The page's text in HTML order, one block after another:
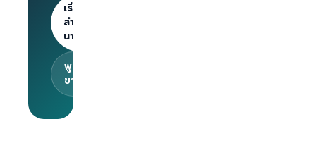
เริ่มต้น
สำหรับ
นายจ้าง
พูดคุยกับทีม
ขาย